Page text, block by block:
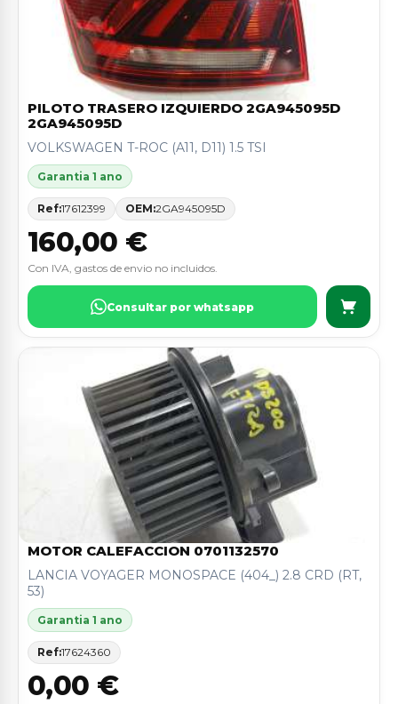
PILOTO TRASERO IZQUIERDO 2GA945095D
2GA945095D
VOLKSWAGEN T-ROC (A11, D11) 1.5 TSI
Garantia 1 ano
Ref:17612399 OEM:2GA945095D
160,00 €
Con IVA, gastos de envio no incluidos.
Consultar por whatsapp
MOTOR CALEFACCION 0701132570
LANCIA VOYAGER MONOSPACE (404_) 2.8 CRD (RT,
53)
Garantia 1 ano
Ref:17624360
0,00 €